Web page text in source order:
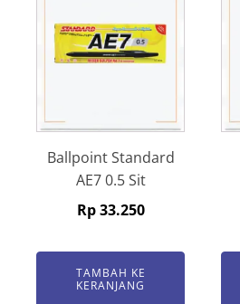
Ballpoint Standard
AE7 0.5 Sit
Rp33.250
TAMBAH KE
KERANJANG